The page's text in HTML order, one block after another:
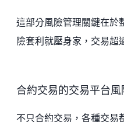
這部分風險管理關鍵在於
險套利就壓身家，交易超
合約交易的交易平台風
不只合約交易，各種交易